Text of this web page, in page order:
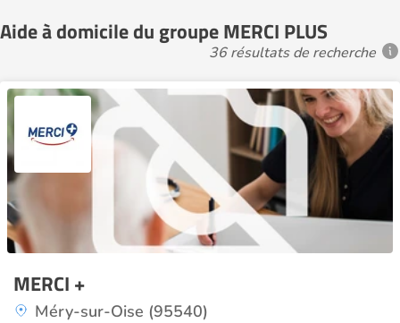
Aide à domicile du groupe MERCI PLUS
36 résultats de recherche
MERCI +
Méry-sur-Oise (95540)